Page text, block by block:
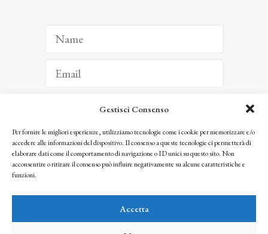
Gestisci Consenso
Per fornire le migliori esperienze, utilizziamo tecnologie come i cookie per memorizzare e/o
accedere alle informazioni del dispositivo. Il consenso a queste tecnologie ci permetterà di
elaborare dati come il comportamento di navigazione o ID unici su questo sito. Non
acconsentire o ritirare il consenso può influire negativamente su alcune caratteristiche e
funzioni.
Accetta
ISCRIVITI
Facendo clic per iscriverti, riconosci che le tue informazioni saranno trattate
seguendo la nostra Privacy Policy
© 2025 Istituto Matteucci. All right reserved
l’autorizzazione scritta dei proprietari dei diritti e dell’Istituto Matteucci